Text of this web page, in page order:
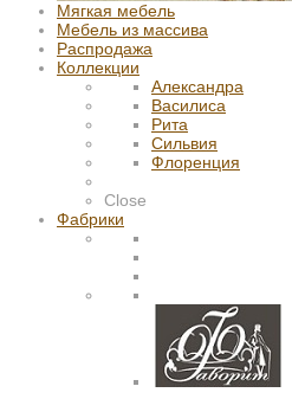
Мягкая мебель
Мебель из массива
Распродажа
Коллекции
Александра
Василиса
Рита
Сильвия
Флоренция
Close
Фабрики